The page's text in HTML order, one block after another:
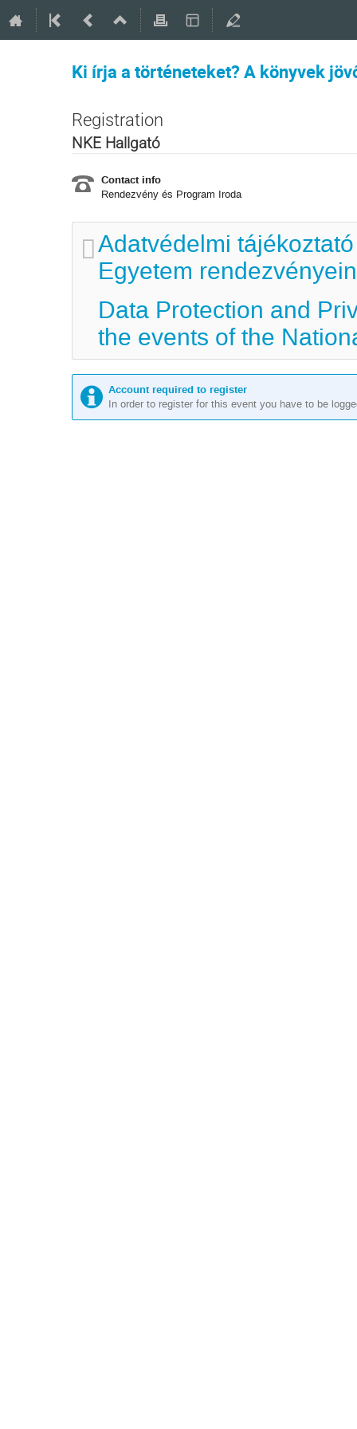
Ki írja a történeteket? A könyvek
Registration
NKE Hallgató
Contact info
Rendezvény és Program Iroda
Adatvédelmi
Egyetem
Data Protection and
the events of the
Account required to register
In order to register for this event you have to be